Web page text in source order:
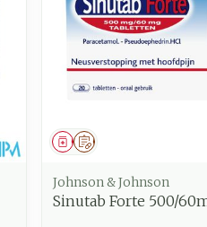
Op voorschrift
Geneesmiddel
Johnson & Johnson
Sinutab Forte 500/